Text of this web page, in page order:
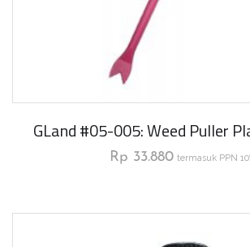
GLand #05-005: Weed Puller
Rp 33.880 termasuk PPN